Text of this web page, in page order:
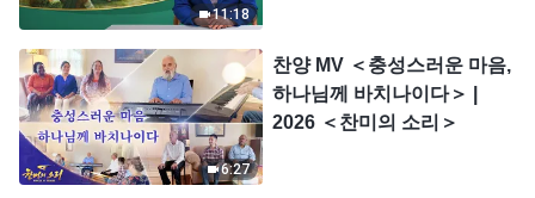
11:18
6:27
찬양 MV ＜충성스러운 마음,
하나님께 바치나이다＞ |
2026 ＜찬미의 소리＞